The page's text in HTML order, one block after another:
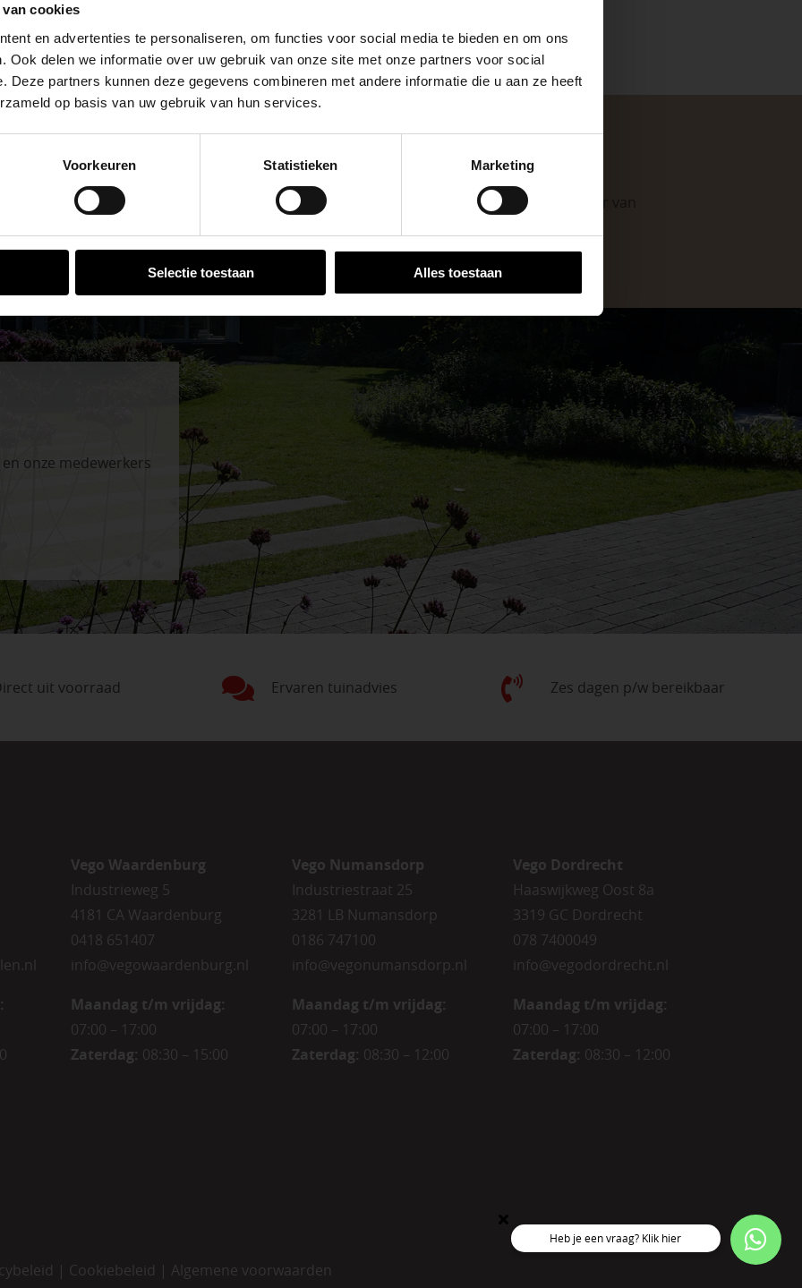
cookies
en advertenties te personaliseren, om functies voor social media te bieden en om ons
Ook delen we informatie over uw gebruik van onze site met onze partners voor social
Deze partners kunnen deze gegevens combineren met andere informatie die u aan ze heeft
op basis van uw gebruik van hun services.
Voorkeuren Statistieken Marketing
Selectie toestaan Alles toestaan
zakelijke klanten op zoek naar tuin- en infraproducten. Als professionele leverancier van
producten van topkwaliteit. Lees meer over de
onze medewerkers
uit voorraad Ervaren tuinadvies Zes dagen p/w bereikbaar
Vego Waardenburg
Industrieweg 5
4181 CA Waardenburg
0418 651407
info@vegowaardenburg.nl
Maandag t/m vrijdag:
07:00 – 17:00
Zaterdag: 08:30 – 15:00
Vego Numansdorp
Industriestraat 25
3281 LB Numansdorp
0186 747100
info@vegonumansdorp.nl
Maandag t/m vrijdag:
07:00 – 17:00
Zaterdag: 08:30 – 12:00
Vego Dordrecht
Haaswijkweg Oost 8a
3319 GC Dordrecht
078 7400049
info@vegodordrecht.nl
Maandag t/m vrijdag:
07:00 – 17:00
Zaterdag: 08:30 – 12:00
| Cookiebeleid | Algemene voorwaarden
vestigingspagina voor de actuele openingstijden.
Brug
en inspirerende showtuinen helpen we je graag bij iedere stap van jouw
Heb je een vraag? Klik hier